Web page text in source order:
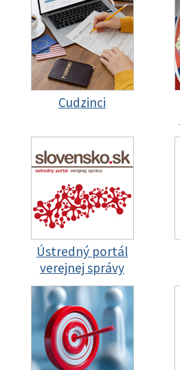
Cudzinci
Ústredný portál
verejnej správy